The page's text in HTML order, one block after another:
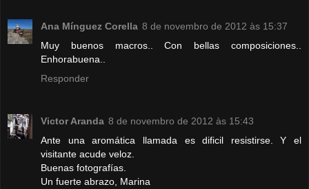
Ana Mínguez Corella 8 de novembro de 2012 às 15:37
Muy buenos macros.. Con bellas composiciones..
Enhorabuena..
Responder
Victor Aranda 8 de novembro de 2012 às 15:43
Ante una aromática llamada es dificil resistirse. Y el
visitante acude veloz.
Buenas fotografías.
Un fuerte abrazo, Marina